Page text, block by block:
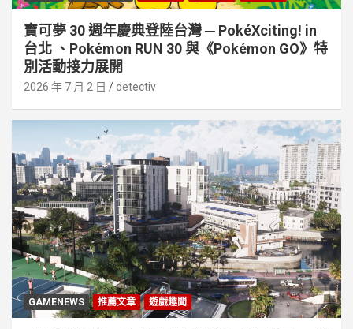
寶可夢 30 週年慶典登陸台灣 ─ PokéXciting! in
台北 、Pokémon RUN 30 與《Pokémon GO》特
別活動接⼒展開
2026 年 7 月 2 日 detectiv
GAMENEWS 推薦文章 遊戲趣聞